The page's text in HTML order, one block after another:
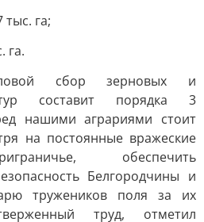
тыс. га;
га.
сбор зерновых и
составит порядка 3
нашими аграриями стоит
на постоянные вражеские
обеспечить
Белгородчины и
тружеников поля за их
труд, отметил